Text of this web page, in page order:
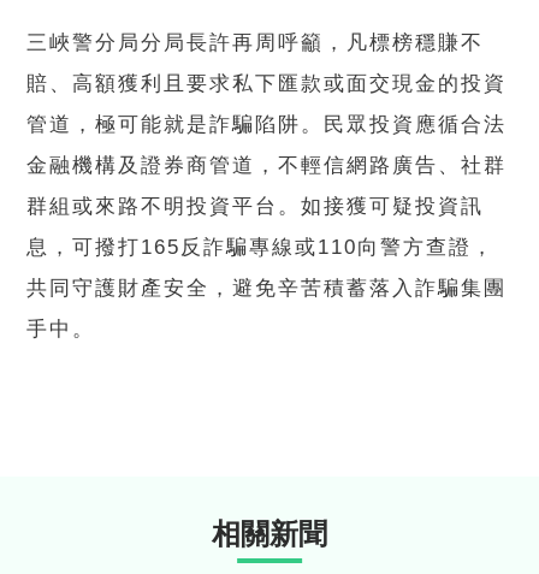
三峽警分局分局長許再周呼籲，凡標榜穩賺不
賠、高額獲利且要求私下匯款或面交現金的投資
管道，極可能就是詐騙陷阱。民眾投資應循合法
金融機構及證券商管道，不輕信網路廣告、社群
群組或來路不明投資平台。如接獲可疑投資訊
息，可撥打165反詐騙專線或110向警方查證，
共同守護財產安全，避免辛苦積蓄落入詐騙集團
手中。
相關新聞